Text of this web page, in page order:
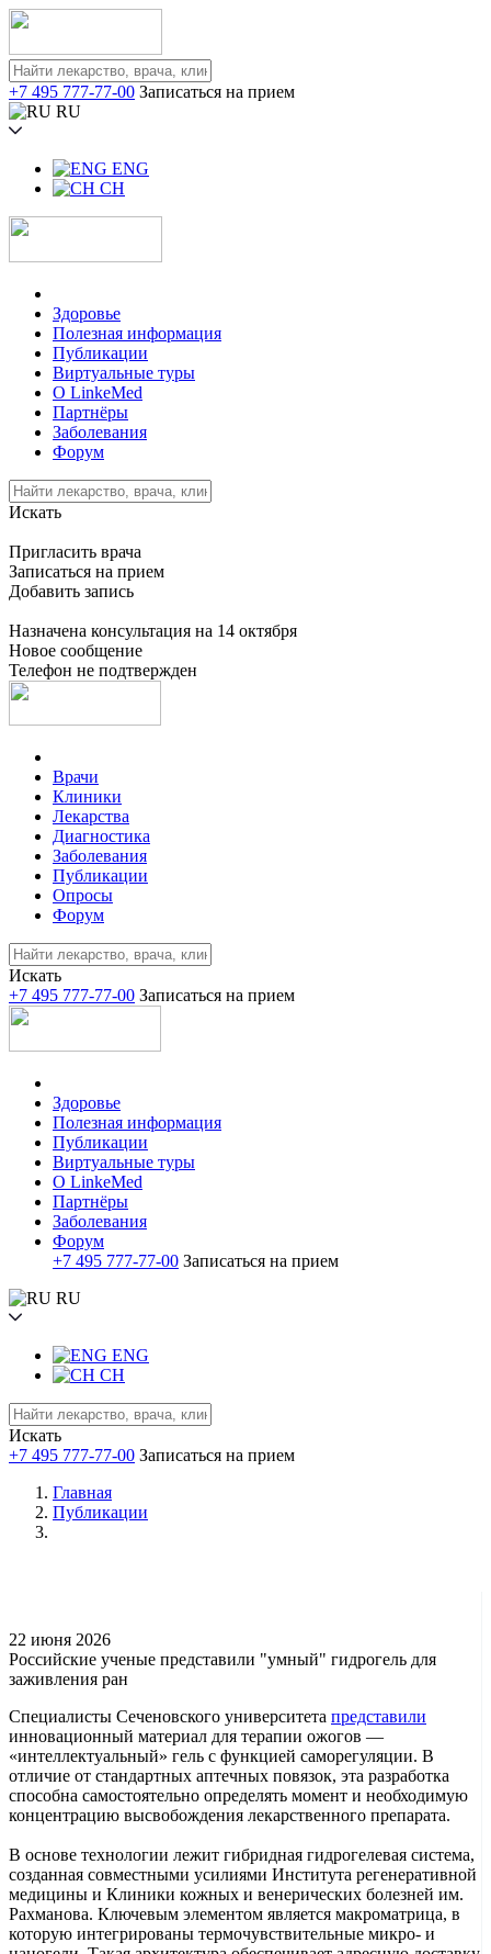
+7 495 777-77-00 Записаться на прием
RU
ENG
CH
Здоровье
Полезная информация
Публикации
Виртуальные туры
О LinkeMed
Партнёры
Заболевания
Форум
Искать
Пригласить врача
Записаться на прием
Добавить запись
Назначена консультация на 14 октября
Новое сообщение
Телефон не подтвержден
Врачи
Клиники
Лекарства
Диагностика
Заболевания
Публикации
Опросы
Форум
Искать
+7 495 777-77-00 Записаться на прием
Здоровье
Полезная информация
Публикации
Виртуальные туры
О LinkeMed
Партнёры
Заболевания
Форум
+7 495 777-77-00 Записаться на прием
RU
ENG
CH
Искать
+7 495 777-77-00 Записаться на прием
Главная
Публикации
22 июня 2026
Российские ученые представили "умный" гидрогель для
заживления ран
Специалисты Сеченовского университета представили
инновационный материал для терапии ожогов —
«интеллектуальный» гель с функцией саморегуляции. В
отличие от стандартных аптечных повязок, эта разработка
способна самостоятельно определять момент и необходимую
концентрацию высвобождения лекарственного препарата.
В основе технологии лежит гибридная гидрогелевая система,
созданная совместными усилиями Института регенеративной
медицины и Клиники кожных и венерических болезней им.
Рахманова. Ключевым элементом является макроматрица, в
которую интегрированы термочувствительные микро- и